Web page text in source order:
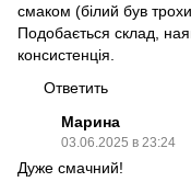
смаком (білий був
Подобається склад,
консистенція.
Ответить
Марина
03.06.2025 в 23:24
Дуже смачний!